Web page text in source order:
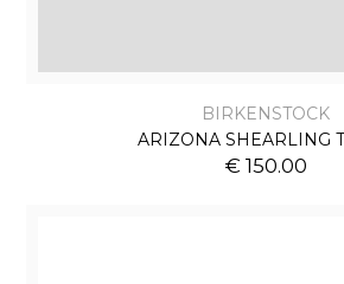
BIRKENSTOCK
ARIZONA SHEARLING
€ 150.00